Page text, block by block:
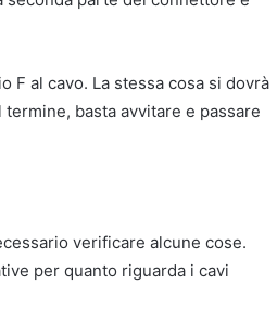
F al cavo. La stessa cosa si dovrà
basta avvitare e passare
verificare alcune cose.
per quanto riguarda i cavi